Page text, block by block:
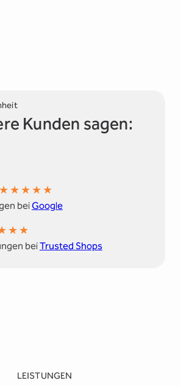
Kunden sagen:
★★★★★
beiGoogle
★★
beiTrusted Shops
LEISTUNGEN